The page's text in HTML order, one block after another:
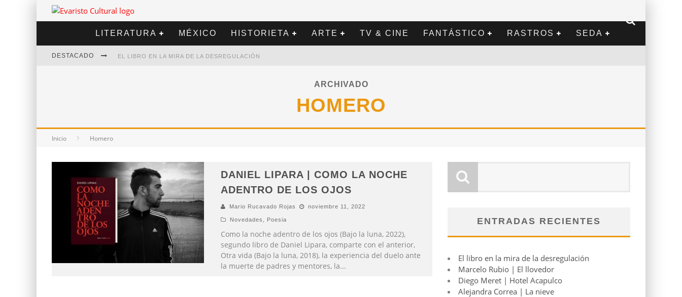
LITERATURA MÉXICO HISTORIETA ARTE TV & CINE FANTÁSTICO RASTROS SEDA
DESTACADO EL LIBRO EN LA MIRA DE LA DESREGULACIÓN
ARCHIVADO
HOMERO
Inicio Homero
DANIEL LIPARA | COMO LA NOCHE
ADENTRO DE LOS OJOS
Mario Rucavado Rojas noviembre 11, 2022
Novedades Poesia
Como la noche adentro de los ojos (Bajo la luna, 2022),
segundo libro de Daniel Lipara, comparte con el anterior,
Otra vida (Bajo la luna, 2018), la experiencia del duelo ante
la muerte de padres y mentores, la...
ENTRADAS RECIENTES
El libro en la mira de la desregulación
Marcelo Rubio | El llovedor
Diego Meret | Hotel Acapulco
Alejandra Correa | La nieve